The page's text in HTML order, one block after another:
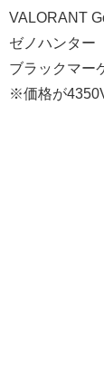
VALORANT
ゼノハンター
ブラックマー
※価格が